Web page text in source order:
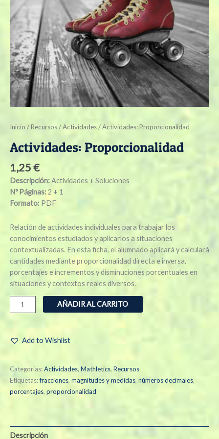
Inicio /Recursos/Actividades/ Actividades: Proporcionalidad
Actividades: Proporcionalidad
1,25€
Descripción:Actividades + Soluciones
Nº Páginas:2 + 1
Formato: PDF
Relación de actividades individuales para trabajar los
conocimientos estudiados y aplicarlos a situaciones
contextualizadas. En esta ficha, el alumnado aplicará y calculará
cantidades mediante proporcionalidad directa e inversa,
porcentajes e incrementos y disminuciones porcentuales en
situaciones y contextos reales diversos.
AÑADIR AL CARRITO
Add to Wishlist
Categorías:Actividades, Mathletics, Recursos
Etiquetas:fracciones, magnitudes y medidas, números decimales,
porcentajes, proporcionalidad
Descripción